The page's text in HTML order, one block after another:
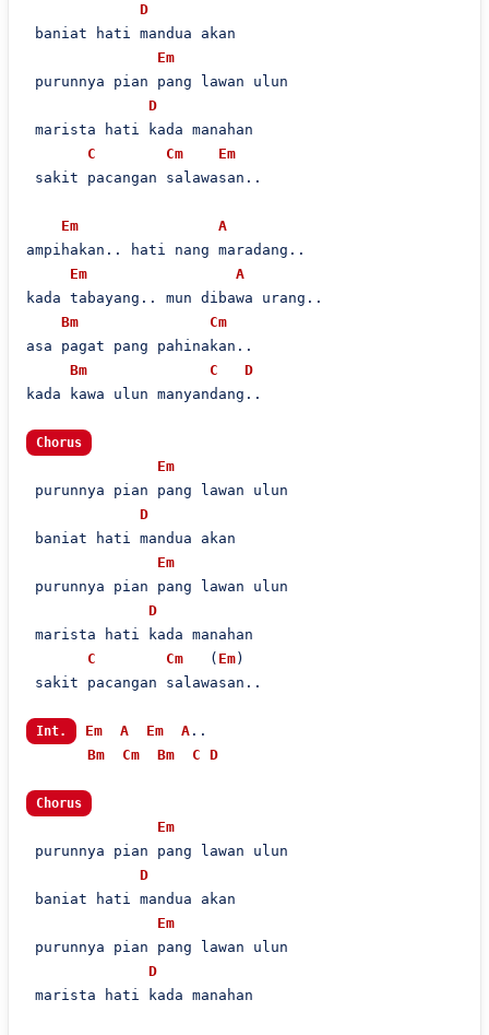
D
baniat hati mandua akan
Em
purunnya pian pang lawan ulun
D
marista hati kada manahan
C
Cm
Em
sakit pacangan salawasan..
Em
A
ampihakan.. hati nang maradang..
Em
A
kada tabayang.. mun dibawa urang..
Bm
Cm
asa pagat pang pahinakan..
Bm
C
D
kada kawa ulun manyandang..
Chorus
Em
purunnya pian pang lawan ulun
D
baniat hati mandua akan
Em
purunnya pian pang lawan ulun
D
marista hati kada manahan
C
Cm
   (
Em)
sakit pacangan salawasan..
Int. Em A Em A..
Bm
Cm Bm C D
Chorus
Em
purunnya pian pang lawan ulun
D
baniat hati mandua akan
Em
purunnya pian pang lawan ulun
D
marista hati kada manahan